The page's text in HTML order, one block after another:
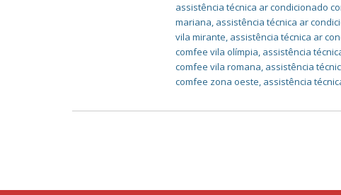
assistência técnica ar condicionado
mariana, assistência técnica ar
vila mirante, assistência técnica ar
comfee vila olímpia, assistência
comfee vila romana, assistência
comfee zona oeste, assistência